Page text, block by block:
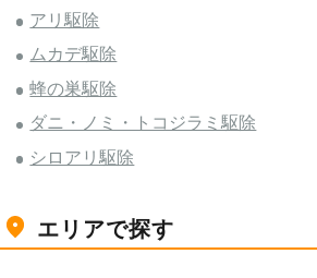
アリ駆除
ムカデ駆除
蜂の巣駆除
ダニ・ノミ・トコジラミ駆除
シロアリ駆除
エリアで探す